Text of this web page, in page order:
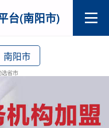
台(南阳市)
南阳市
选省市